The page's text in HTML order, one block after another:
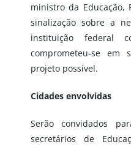
ministro da Educação,
sinalização sobre a
instituição federal
comprometeu-se
projeto possível.
Cidades envolvidas
Serão convidados
secretários de